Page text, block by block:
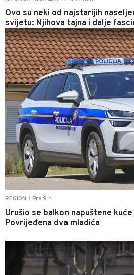
Ovo su neki od najstarijih
svijetu: Njihova tajna i dalje
REGION Pre 9 h
Urušio se balkon napuštene
Povrijeđena dva mladića